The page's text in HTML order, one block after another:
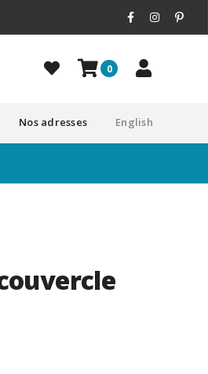
0
English
Nos adresses